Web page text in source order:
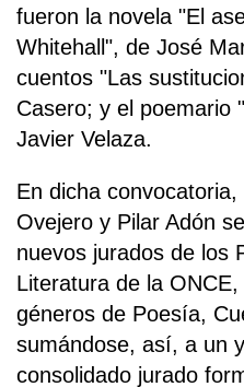
fueron la novela "El
Whitehall", de José
cuentos "Las
Casero; y el poemario
Javier Velaza.
En dicha
Ovejero y Pilar Adón
nuevos jurados de los
Literatura de la
géneros de Poesía,
sumándose, así, a un
consolidado jurado